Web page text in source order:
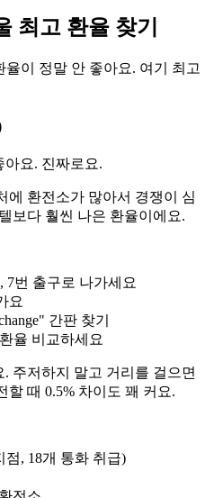
최고 환율 찾기
이 정말 안 좋아요. 여기 최고
아요. 진짜로요.
에 환전소가 많아서 경쟁이 심
보다 훨씬 나은 환율이에요.
7번 출구로 나가세요
요
간판 찾기
율 비교하세요
주저하지 말고 거리를 걸으면
할 때 0.5% 차이도 꽤 커요.
점, 18개 통화 취급)